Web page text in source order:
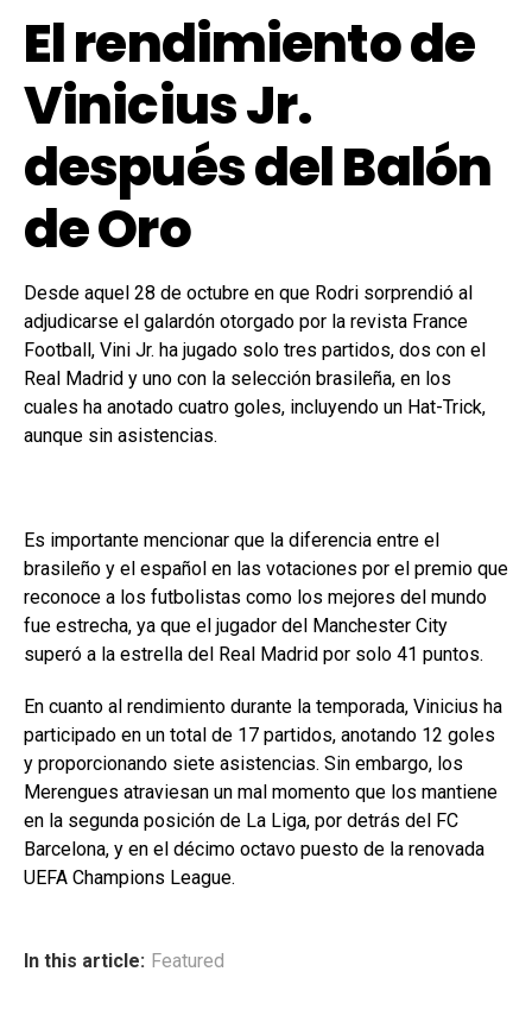
El rendimiento de
Vinicius Jr.
después del Balón
de Oro
Desde aquel 28 de octubre en que Rodri sorprendió al
adjudicarse el galardón otorgado por la revista France
Football, Vini Jr. ha jugado solo tres partidos, dos con el
Real Madrid y uno con la selección brasileña, en los
cuales ha anotado cuatro goles, incluyendo un Hat-Trick,
aunque sin asistencias.
Es importante mencionar que la diferencia entre el
brasileño y el español en las votaciones por el premio que
reconoce a los futbolistas como los mejores del mundo
fue estrecha, ya que el jugador del Manchester City
superó a la estrella del Real Madrid por solo 41 puntos.
En cuanto al rendimiento durante la temporada, Vinicius ha
participado en un total de 17 partidos, anotando 12 goles
y proporcionando siete asistencias. Sin embargo, los
Merengues atraviesan un mal momento que los mantiene
en la segunda posición de La Liga, por detrás del FC
Barcelona, y en el décimo octavo puesto de la renovada
UEFA Champions League.
In this article: Featured